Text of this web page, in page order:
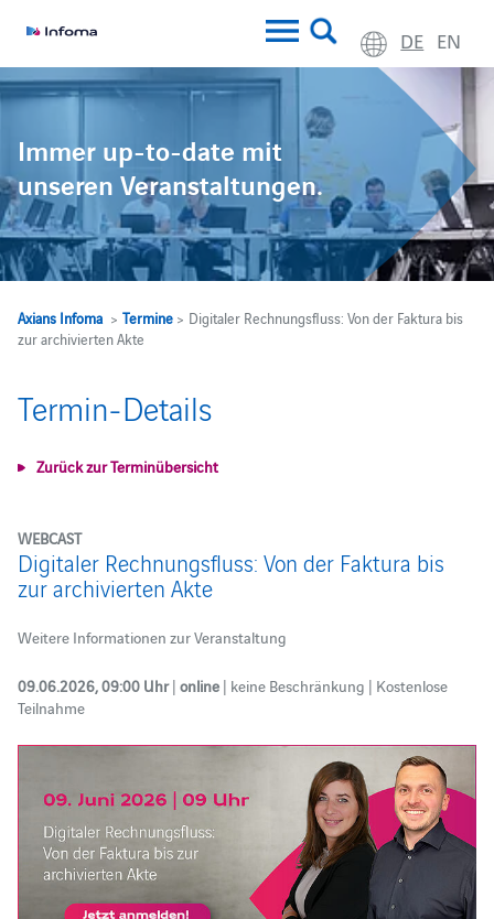
DE EN
Immer up-to-date mit
unseren Veranstaltungen.
Axians Infoma> Termine> Digitaler Rechnungsfluss: Von der Faktura bis
zur archivierten Akte
Termin-Details
Zurück zur Terminübersicht
WEBCAST
Digitaler Rechnungsfluss: Von der Faktura bis
zur archivierten Akte
Weitere Informationen zur Veranstaltung
09.06.2026, 09:00 Uhr| online | keine Beschränkung | Kostenlose
Teilnahme